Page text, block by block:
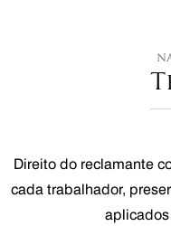
Direito do reclamante
cada trabalhador,